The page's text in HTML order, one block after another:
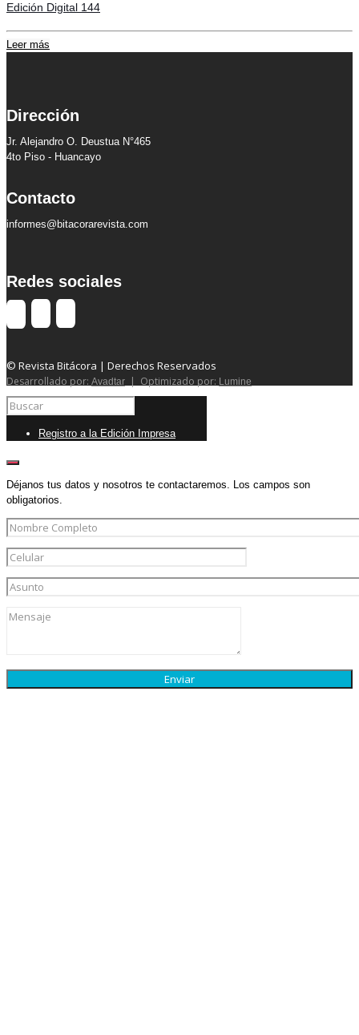
Edición Digital 144
Leer más
Dirección
Jr. Alejandro O. Deustua N°465
4to Piso - Huancayo
Contacto
informes@bitacorarevista.com
Redes sociales
© Revista Bitácora | Derechos Reservados
Desarrollado por: Avadtar | Optimizado por: Lumine
Registro a la Edición Impresa
Déjanos tus datos y nosotros te contactaremos. Los campos son
obligatorios.